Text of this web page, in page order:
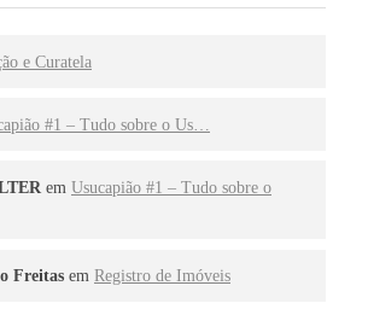
e Curatela
#1 – Tudo sobre o Us…
em Usucapião #1 – Tudo sobre o
Freitas em Registro de Imóveis